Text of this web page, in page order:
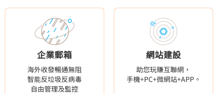
企業郵箱
海外收發暢通無阻
智能反垃圾反病毒
自由管理及監控
網站建設
助您玩賺互聯網，
手機+PC+微網站+APP。